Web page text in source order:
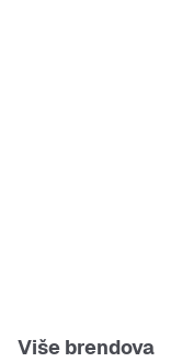
Više brendova